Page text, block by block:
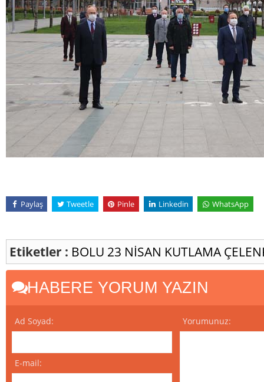
Paylaş Tweetle Pinle Linkedin WhatsApp
Etiketler : BOLU 23 NİSAN KUTLAMA
HABERE YORUM YAZIN
Ad Soyad:
E-mail:
Yorumunuz: